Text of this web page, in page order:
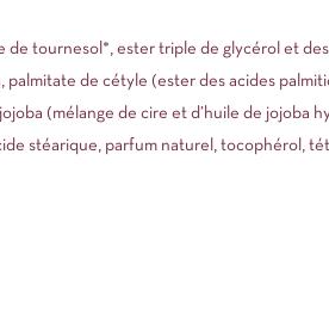
de tournesol*, ester triple de glycérol et
de cétyle (ester des acides
(mélange de cire et d’huile de jojoba
stéarique, parfum naturel, tocophérol,